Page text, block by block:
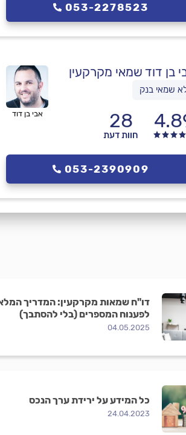
053-2278523
בן דוד שמאי מקרקעין
שמאי בנק
28
חוות דעת
אבי בן דוד
053-2390909
דו"ח שמאות מקרקעין: המדריך
לפענוח המספרים (בלי להסתבך)
04.05.2025
כל המידע על ירידת ערך הנכס
24.04.2023